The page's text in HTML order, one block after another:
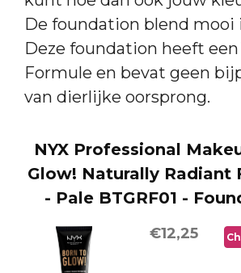
De foundation blend mooi
Deze foundation heeft een
Formule en bevat geen
van dierlijke oorsprong.
NYX Professional
Glow! Naturally Radiant
- Pale BTGRF01 -
€12,25